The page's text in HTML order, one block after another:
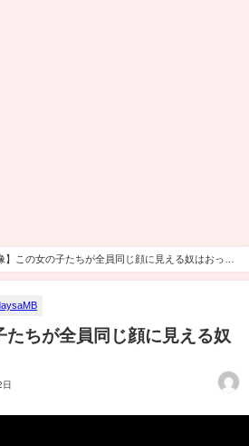
】この女の子たちが全員同じ顔に見える奴はおっさ
たちが全員同じ顔に見える奴